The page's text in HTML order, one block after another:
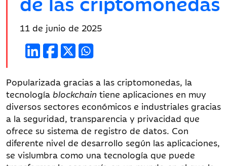
Fecha
publicación:
11 de junio de 2025
Popularizada gracias a las criptomonedas, la
tecnología blockchain tiene aplicaciones en muy
diversos sectores económicos e industriales gracias
a la seguridad, transparencia y privacidad que
ofrece su sistema de registro de datos. Con
diferente nivel de desarrollo según las aplicaciones,
se vislumbra como una tecnología que puede